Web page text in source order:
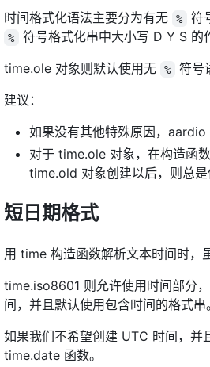
时间格式化语法主要分为有无 % 符
%
符号格式化串中大小写 D Y S 的
time.ole 对象则默认使用无
%
符号
建议：
如果没有其他特殊原因，aardio
对于 time.ole 对象，在构造函
time.old 对象创建以后，则总
短日期格式
用 time 构造函数解析文本时间时，
time.iso8601 则允许使用时间部分
间，并且默认使用包含时间的格式串。
如果我们不希望创建 UTC 时间，并
time.date 函数。